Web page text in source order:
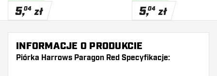
5,04 zł 5,04 zł
INFORMACJE O PRODUKCIE
Piórka Harrows Paragon Red Specyfikacje: